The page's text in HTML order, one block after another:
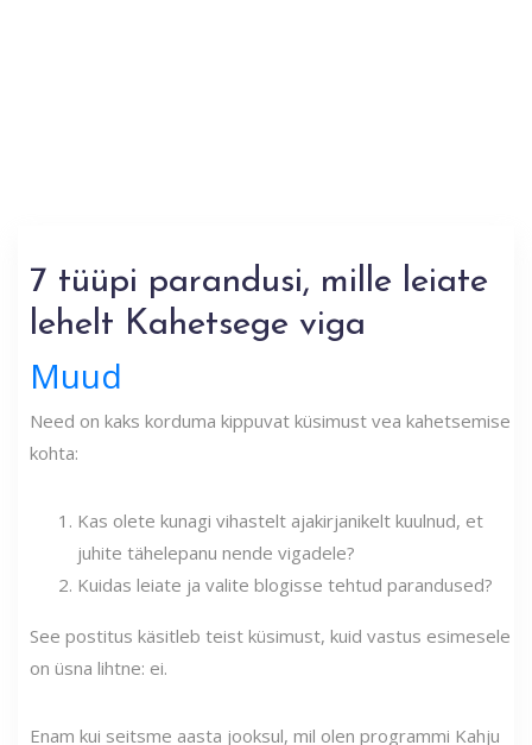
7 tüüpi parandusi, mille leiate
lehelt Kahetsege viga
Muud
Need on kaks korduma kippuvat küsimust vea kahetsemise
kohta:
Kas olete kunagi vihastelt ajakirjanikelt kuulnud, et
juhite tähelepanu nende vigadele?
Kuidas leiate ja valite blogisse tehtud parandused?
See postitus käsitleb teist küsimust, kuid vastus esimesele
on üsna lihtne: ei.
Enam kui seitsme aasta jooksul, mil olen programmi Kahju